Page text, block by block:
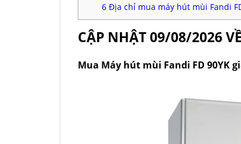
6 Địa chỉ mua máy hút mùi Fandi
CẬP NHẬT 09/08/2026
Mua Máy hút mùi Fandi FD 90YK